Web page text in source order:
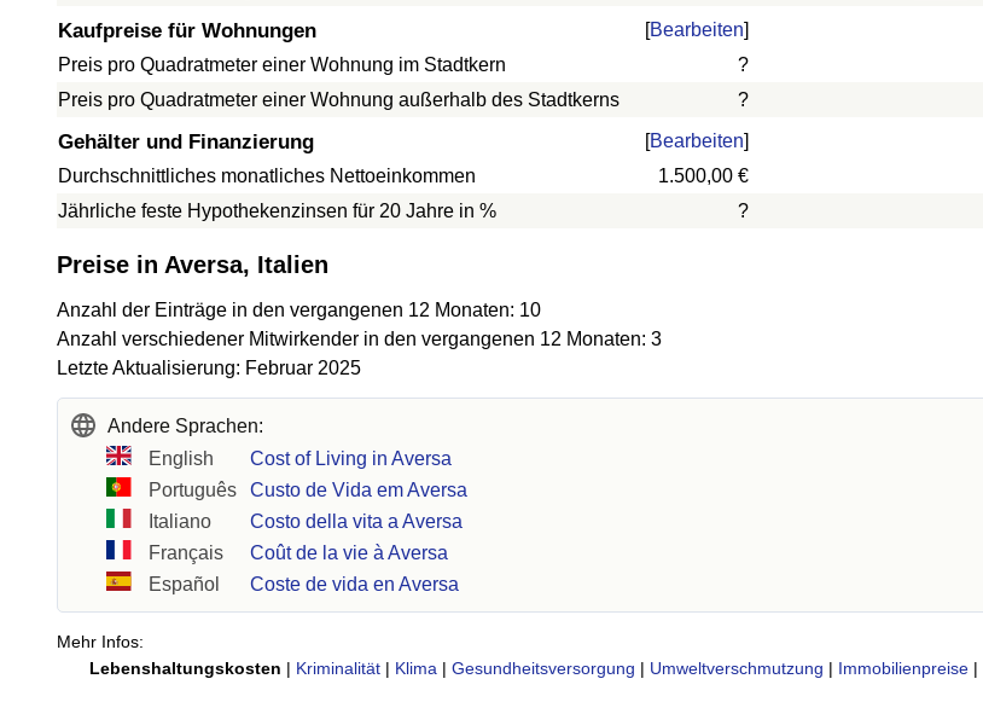
Kaufpreise für Wohnungen [Bearbeiten]
Preis pro Quadratmeter einer Wohnung im Stadtkern
?
Preis pro Quadratmeter einer Wohnung außerhalb des Stadtkerns
?
Gehälter und Finanzierung [Bearbeiten]
Durchschnittliches monatliches Nettoeinkommen
1.500,00 €
Jährliche feste Hypothekenzinsen für 20 Jahre in %
?
Preise in Aversa, Italien
Anzahl der Einträge in den vergangenen 12 Monaten: 10
Anzahl verschiedener Mitwirkender in den vergangenen 12 Monaten: 3
Letzte Aktualisierung: Februar 2025
Andere Sprachen:
English
Cost of Living in Aversa
Português
Custo de Vida em Aversa
Italiano
Costo della vita a Aversa
Français
Coût de la vie à Aversa
Español
Coste de vida en Aversa
Mehr Infos:
Lebenshaltungskosten | Kriminalität | Klima | Gesundheitsversorgung | Umweltverschmutzung | Immobilienpreise |